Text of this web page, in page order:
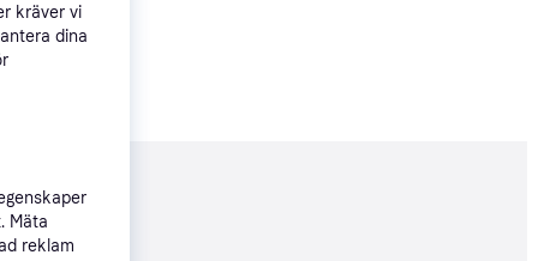
kräver vi
dina
Mäta
reklam